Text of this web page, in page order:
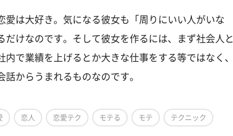
愛は大好き。気になる彼女も「周りにいい人がいな
だけなのです。そして彼女を作るには、まず社会人と
内で業績を上げるとか大きな仕事をする等ではなく、
からうまれるものなのです。
恋人 恋愛テク モテる モテ テクニック